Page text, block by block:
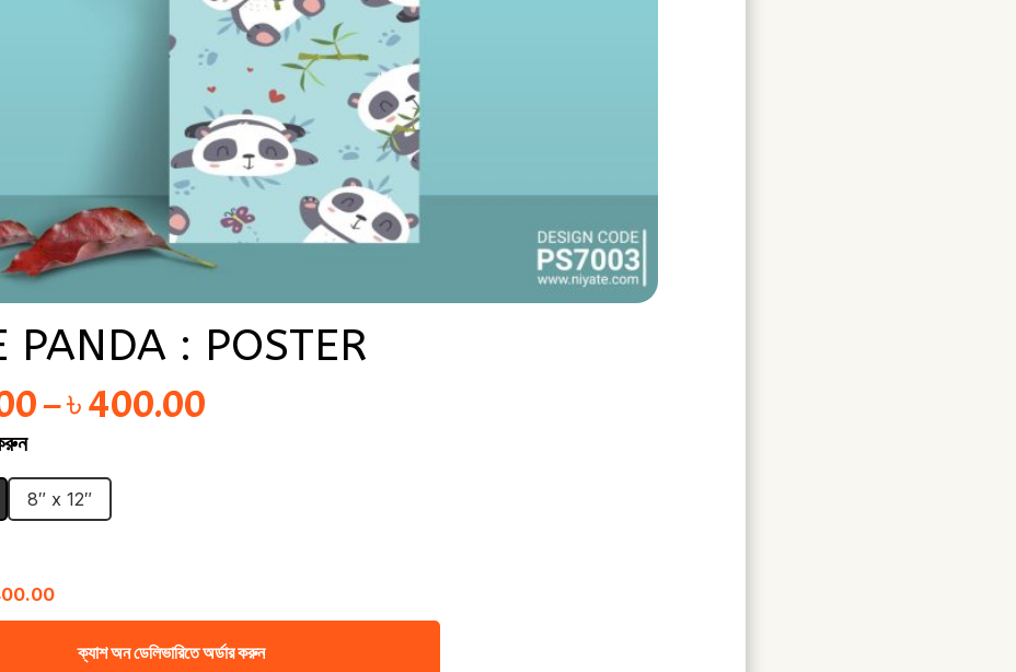
PANDA : POSTER
–৳400.00
8″ x 12″
Current
price
ক্যাশ অন ডেলিভারিতে অর্ডার করুন